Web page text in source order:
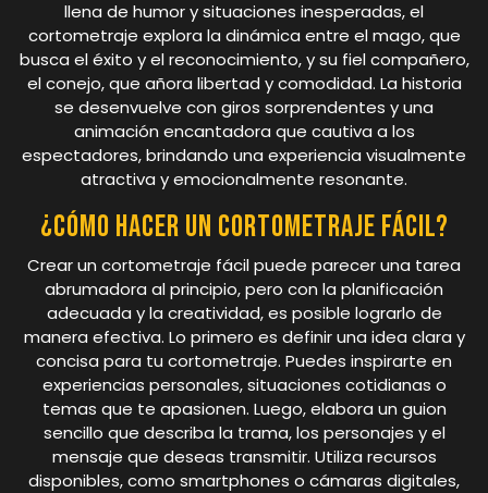
llena de humor y situaciones inesperadas, el
cortometraje explora la dinámica entre el mago, que
busca el éxito y el reconocimiento, y su fiel compañero,
el conejo, que añora libertad y comodidad. La historia
se desenvuelve con giros sorprendentes y una
animación encantadora que cautiva a los
espectadores, brindando una experiencia visualmente
atractiva y emocionalmente resonante.
¿Cómo hacer un cortometraje fácil?
Crear un cortometraje fácil puede parecer una tarea
abrumadora al principio, pero con la planificación
adecuada y la creatividad, es posible lograrlo de
manera efectiva. Lo primero es definir una idea clara y
concisa para tu cortometraje. Puedes inspirarte en
experiencias personales, situaciones cotidianas o
temas que te apasionen. Luego, elabora un guion
sencillo que describa la trama, los personajes y el
mensaje que deseas transmitir. Utiliza recursos
disponibles, como smartphones o cámaras digitales,